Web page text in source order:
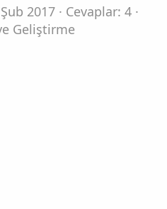
2017
Cevaplar: 4
Geliştirme